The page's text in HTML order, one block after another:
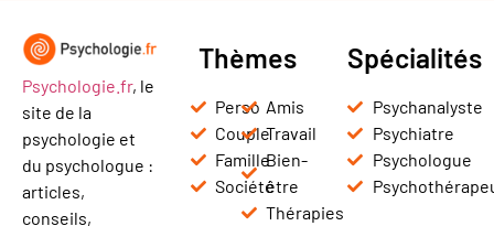
Psychologie.fr, le
site de la
psychologie et
du psychologue :
articles,
conseils,
Thèmes
Perso
Couple
Famille
Société
Amis
Travail
Bien-
être
Thérapies
Spécialités
Psychanalyste
Psychiatre
Psychologue